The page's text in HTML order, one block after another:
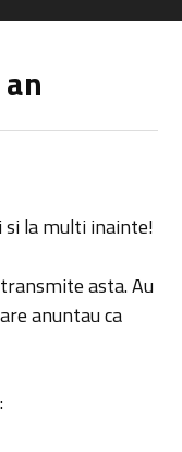
si la multi inainte!
asta. Au
anuntau ca